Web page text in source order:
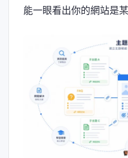
能一眼看出你的網站是